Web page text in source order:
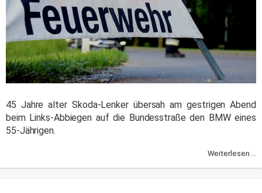
45 Jahre alter Skoda-Lenker übersah am gestrigen Abend
beim Links-Abbiegen auf die Bundesstraße den BMW eines
55-Jährigen.
Weiterlesen ...